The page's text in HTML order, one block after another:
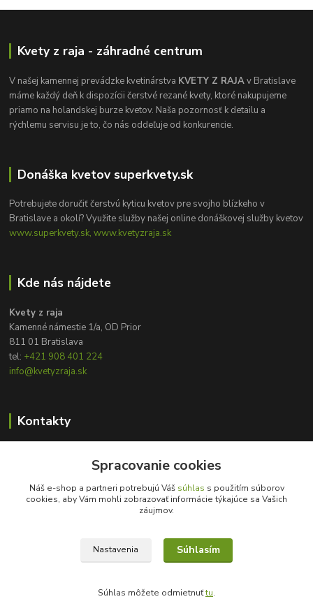
Kvety z raja - záhradné centrum
V našej kamennej prevádzke kvetinárstva KVETY Z RAJAv Bratislave
máme každý deň k dispozícii čerstvé rezané kvety, ktoré nakupujeme
priamo na holandskej burze kvetov. Naša pozornosť k detailu a
rýchlemu servisu je to, čo nás oddeľuje od konkurencie.
Donáška kvetov superkvety.sk
Potrebujete doručiť čerstvú kyticu kvetov pre svojho blízkeho v
Bratislave a okolí? Využite služby našej online donáškovej služby kvetov
www.superkvety.sk, www.kvetyzraja.sk
Kde nás nájdete
Kvety z raja
Kamenné námestie 1/a, OD Prior
811 01 Bratislava
tel: +421 908 401 224
info@kvetyzraja.sk
Kontakty
+421 908 401 224
info@kvetyzraja.sk
Spracovanie cookies
Náš e-shop a partneri potrebujú Váš súhlas s použitím súborov
cookies, aby Vám mohli zobrazovať informácie týkajúce sa Vašich
záujmov.
Nastavenia Súhlasím
Súhlas môžete odmietnuťtu.